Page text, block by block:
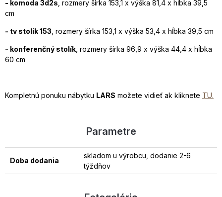
- komoda 3d2s , rozmery šírka 153,1 x výška 81,4 x hĺbka 39,5
cm
- tv stolík 153 , rozmery šírka 153,1 x výška 53,4 x hĺbka 39,5 cm
- konferenčný stolík , rozmery šírka 96,9 x výška 44,4 x hĺbka
60 cm
Kompletnú ponuku nábytku LARS možete vidieť ak kliknete TU.
Parametre
Doba dodania
skladom u výrobcu, dodanie 2-6
týždňov